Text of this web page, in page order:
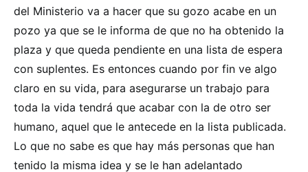
del Ministerio va a hacer que su gozo acabe en un
pozo ya que se le informa de que no ha obtenido la
plaza y que queda pendiente en una lista de espera
con suplentes. Es entonces cuando por fin ve algo
claro en su vida, para asegurarse un trabajo para
toda la vida tendrá que acabar con la de otro ser
humano, aquel que le antecede en la lista publicada.
Lo que no sabe es que hay más personas que han
tenido la misma idea y se le han adelantado